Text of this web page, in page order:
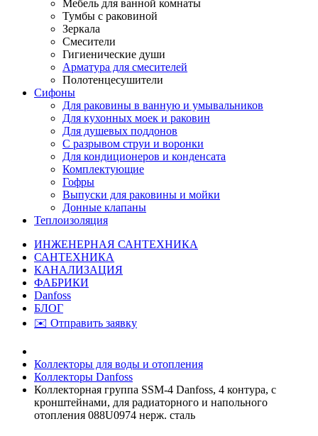
Мебель для ванной комнаты
Тумбы с раковиной
Зеркала
Смесители
Гигиенические души
Арматура для смесителей
Полотенцесушители
Сифоны
Для раковины в ванную и умывальников
Для кухонных моек и раковин
Для душевых поддонов
С разрывом струи и воронки
Для кондиционеров и конденсата
Комплектующие
Гофры
Выпуски для раковины и мойки
Донные клапаны
Теплоизоляция
ИНЖЕНЕРНАЯ САНТЕХНИКА
САНТЕХНИКА
КАНАЛИЗАЦИЯ
ФАБРИКИ
Danfoss
БЛОГ
✉️ Отправить заявку
Коллекторы для воды и отопления
Коллекторы Danfoss
Коллекторная группа SSM-4 Danfoss, 4 контура, с
кронштейнами, для радиаторного и напольного
отопления 088U0974 нерж. сталь